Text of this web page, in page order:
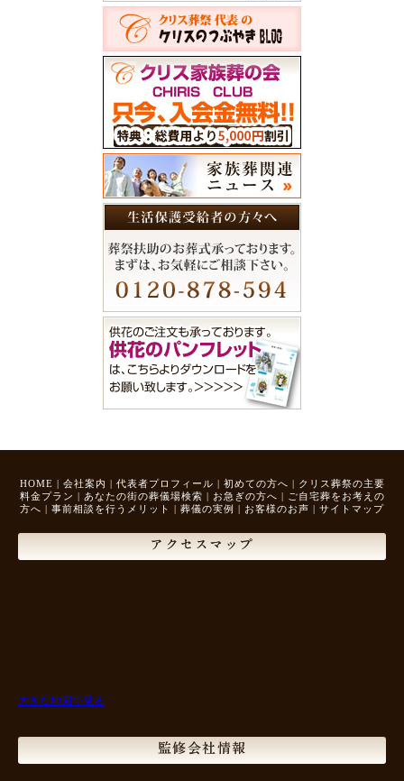
HOME | 会社案内 | 代表者プロフィール | 初めての方へ | クリス葬祭の主要
料金プラン | あなたの街の葬儀場検索 | お急ぎの方へ | ご自宅葬をお考えの
方へ | 事前相談を行うメリット | 葬儀の実例 | お客様のお声 | サイトマップ
アクセスマップ
大きな地図で見る
監修会社情報